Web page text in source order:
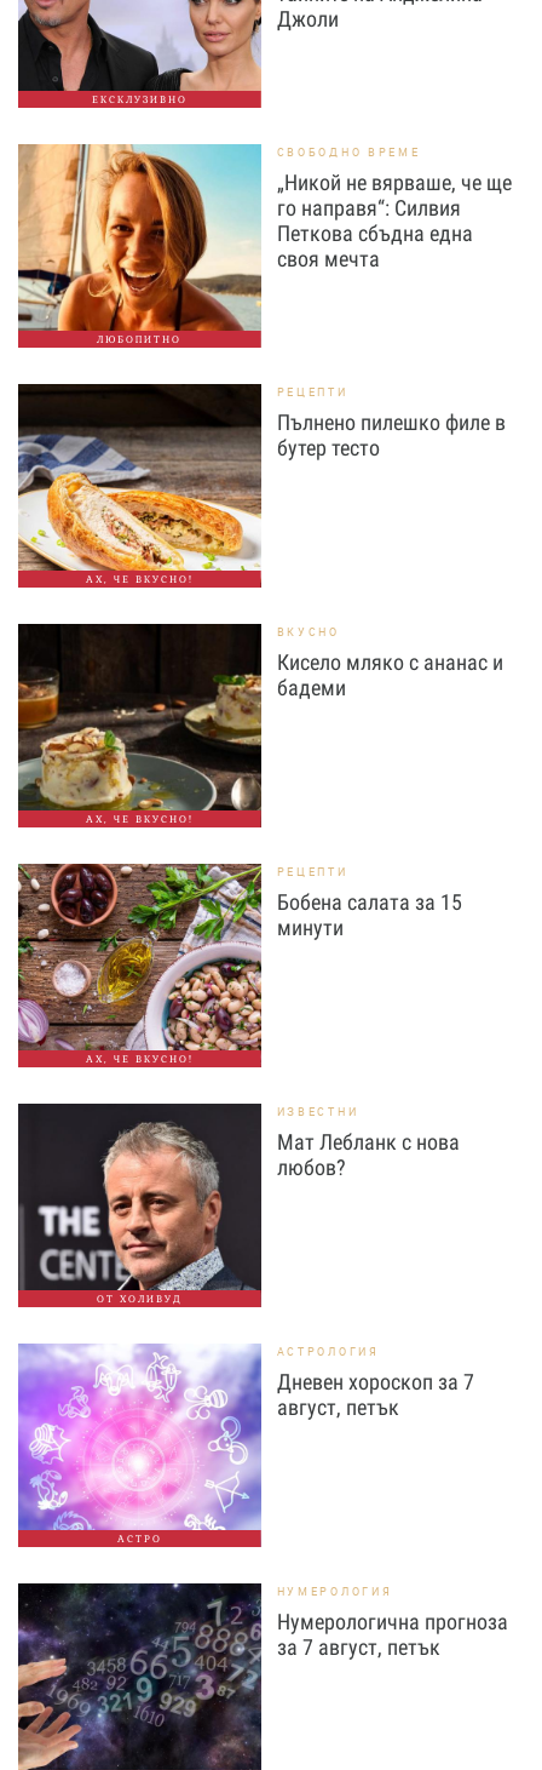
ЕКСКЛУЗИВНО
Джоли
ЛЮБОПИТНО
СВОБОДНО ВРЕМЕ
„Никой не вярваше, че ще
го направя“: Силвия
Петкова сбъдна една
своя мечта
АХ, ЧЕ ВКУСНО!
РЕЦЕПТИ
Пълнено пилешко филе в
бутер тесто
АХ, ЧЕ ВКУСНО!
ВКУСНО
Кисело мляко с ананас и
бадеми
АХ, ЧЕ ВКУСНО!
РЕЦЕПТИ
Бобена салата за 15
минути
ОТ ХОЛИВУД
ИЗВЕСТНИ
Мат Лебланк с нова
любов?
АСТРО
АСТРОЛОГИЯ
Дневен хороскоп за 7
август, петък
НУМЕРОЛОГИЯ
Нумерологична прогноза
за 7 август, петък